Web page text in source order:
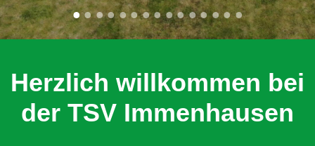
Herzlich willkommen bei
der TSV Immenhausen